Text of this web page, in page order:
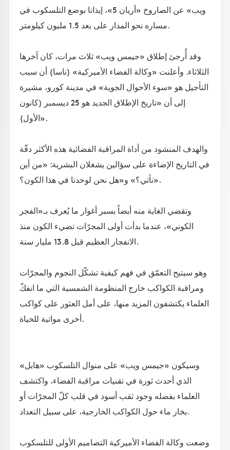
ويب» عن الصاروخ «أريان 5»، إيذانا بوضع التلسكوب في
مساره نحو المدار على بعد 1.5 مليون كيلومتر.
وقد أُرجئ إطلاق «جيمس ويب» ثلاث مرات، كان آخرها
الثلاثاء. وأعلنت «وكالة الفضاء الأميركية» (ناسا) أن سبب
التأجيل هو «سوء الأحوال الجوية» في مدينة كورو، مشيرة
إلى أن «تاريخ الإطلاق الجديد هو 25 ديسمبر (كانون
الأول)».
والهدف المنشود من أداة المراقبة الفضائية هذه الأكثر دقّة
في التاريخ الإضاءة على سؤالين يشغلان البشرية: «من أين
نأتي؟» و«هل نحن لوحدنا في هذا الكون؟».
وتقضي الغاية منه أيضاً بسبر أغوار ما يُعرف بـ«الفجر
الكوني»، عندما بدأت أولى المجرّات تضيء الكون منذ
الانفجار العظيم قبل 13.8 مليار سنة.
وهو سيتيح التعمّق في فهم كيفية تشكّل النجوم والمجرّات
ومراقبة الكواكب خارج المنظومة الشمسية التي ما انفكّ
العلماء يكتشفون المزيد منها، على أمل العثور على كواكب
أخرى مواتية للحياة.
وسيكون «جيمس ويب» على منوال التلسكوب «هابل»
الذي أحدث ثورة في تقنيات مراقبة الفضاء، واكتشف
العلماء بفضله وجود ثقب أسود في قلب كلّ المجرّات أو
بخار ماء حول الكواكب الخارجية، على سبيل التعداد.
وضعت وكالة الفضاء الأميركية التصاميم الأولى للتلسكوب